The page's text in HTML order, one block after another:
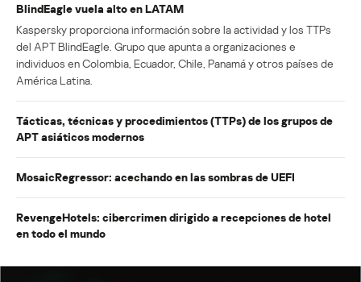
BlindEagle vuela alto en LATAM
Kaspersky proporciona información sobre la actividad y los TTPs
del APT BlindEagle. Grupo que apunta a organizaciones e
individuos en Colombia, Ecuador, Chile, Panamá y otros países de
América Latina.
Tácticas, técnicas y procedimientos (TTPs) de los grupos de
APT asiáticos modernos
MosaicRegressor: acechando en las sombras de UEFI
RevengeHotels: cibercrimen dirigido a recepciones de hotel
en todo el mundo